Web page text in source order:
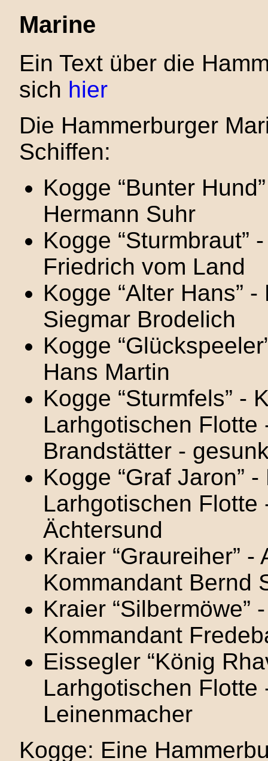
Marine
Ein Text über die
sich hier
Die Hammerburger
Schiffen:
Kogge “Bunter
Hermann Suhr
Kogge “Sturmbraut”
Friedrich vom Land
Kogge “Alter Hans”
Siegmar Brodelich
Kogge
Hans Martin
Kogge “Sturmfels” -
Larhgotischen Flotte
Brandstätter -
Kogge “Graf Jaron”
Larhgotischen Flotte
Ächtersund
Kraier “Graureiher”
Kommandant Bernd
Kraier “Silbermöwe”
Kommandant
Eissegler “König
Larhgotischen Flotte
Leinenmacher
Kogge: Eine